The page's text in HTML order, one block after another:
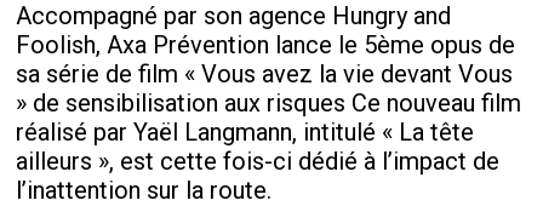
Accompagné par son agence Hungry and
Foolish, Axa Prévention lance le 5ème opus de
sa série de film « Vous avez la vie devant Vous
» de sensibilisation aux risques Ce nouveau film
réalisé par Yaël Langmann, intitulé « La tête
ailleurs », est cette fois-ci dédié à l’impact de
l’inattention sur la route.